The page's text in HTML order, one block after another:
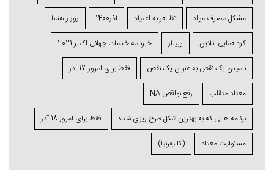
مشکل مصرف مواد تظاهر به اعتیاد آذر1400 روز راهنما
گردهمایی آنلاین وبینار خبرنامه خدمات جهانی اکتبر 2021
نامیدن یک نقص به عنوان یک نقص فقط برای امروز 17 آذر
معتاد متقلب رفع نواقص NA
برنامه ⁯هایی که به بهترین شکل طرح ⁯ریزی ⁯شده فقط برای امروز 18 آذر
مسئولیت معتاد (کالیفرنیا)